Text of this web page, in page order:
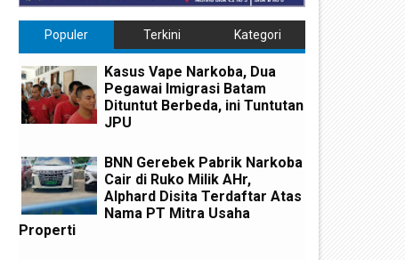
Populer Terkini Kategori
Kasus Vape Narkoba, Dua
Pegawai Imigrasi Batam
Dituntut Berbeda, ini Tuntutan
JPU
BNN Gerebek Pabrik Narkoba
Cair di Ruko Milik AHr,
Alphard Disita Terdaftar Atas
Nama PT Mitra Usaha
Properti